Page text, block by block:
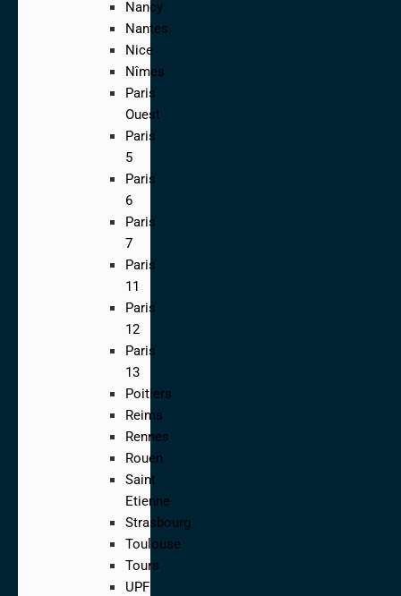
Nancy
Nantes
Nice
Nîmes
Paris
Ouest
Paris
5
Paris
6
Paris
7
Paris
11
Paris
12
Paris
13
Poitiers
Reims
Rennes
Rouen
Saint
Etienne
Strasbourg
Toulouse
Tours
UPF